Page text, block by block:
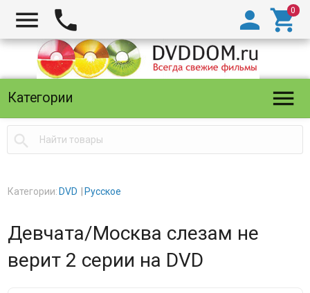
  

Категории 

Категории: DVD Русское
Девчата/Москва слезам не
верит 2 серии на DVD